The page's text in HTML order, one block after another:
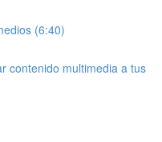
(6:40)
contenido multimedia a tus